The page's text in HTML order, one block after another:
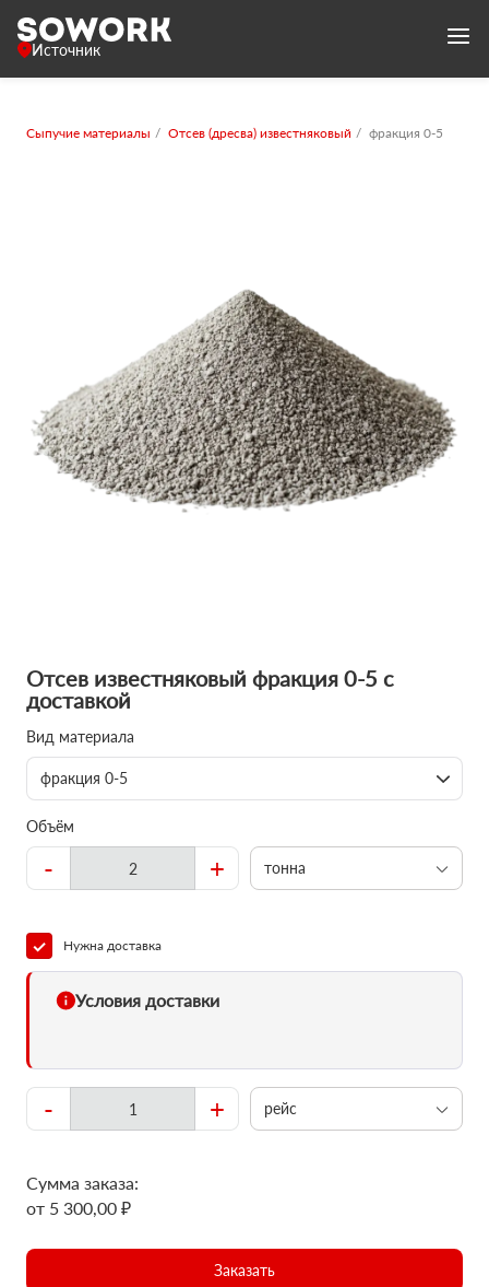
Источник
Сыпучие материалы Отсев (дресва) известняковый фракция 0-5
Отсев известняковый фракция 0-5 с
доставкой
Вид материала
фракция 0-5
Объём
- + тонна
Нужна доставка
Условия доставки
- + рейс
Сумма заказа:
от 5 300,00 ₽
Заказать